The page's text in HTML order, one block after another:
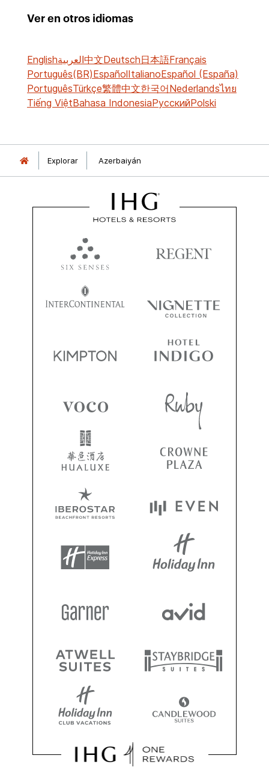
Ver en otros idiomas
Englishالعربية中文Deutsch日本語Français
Português(BR)EspañolItalianoEspañol (España)
PortuguêsTürkçe繁體中文한국어Nederlandsไทย
Tiếng ViệtBahasa IndonesiaРусскийPolski
Explorar Azerbaiyán